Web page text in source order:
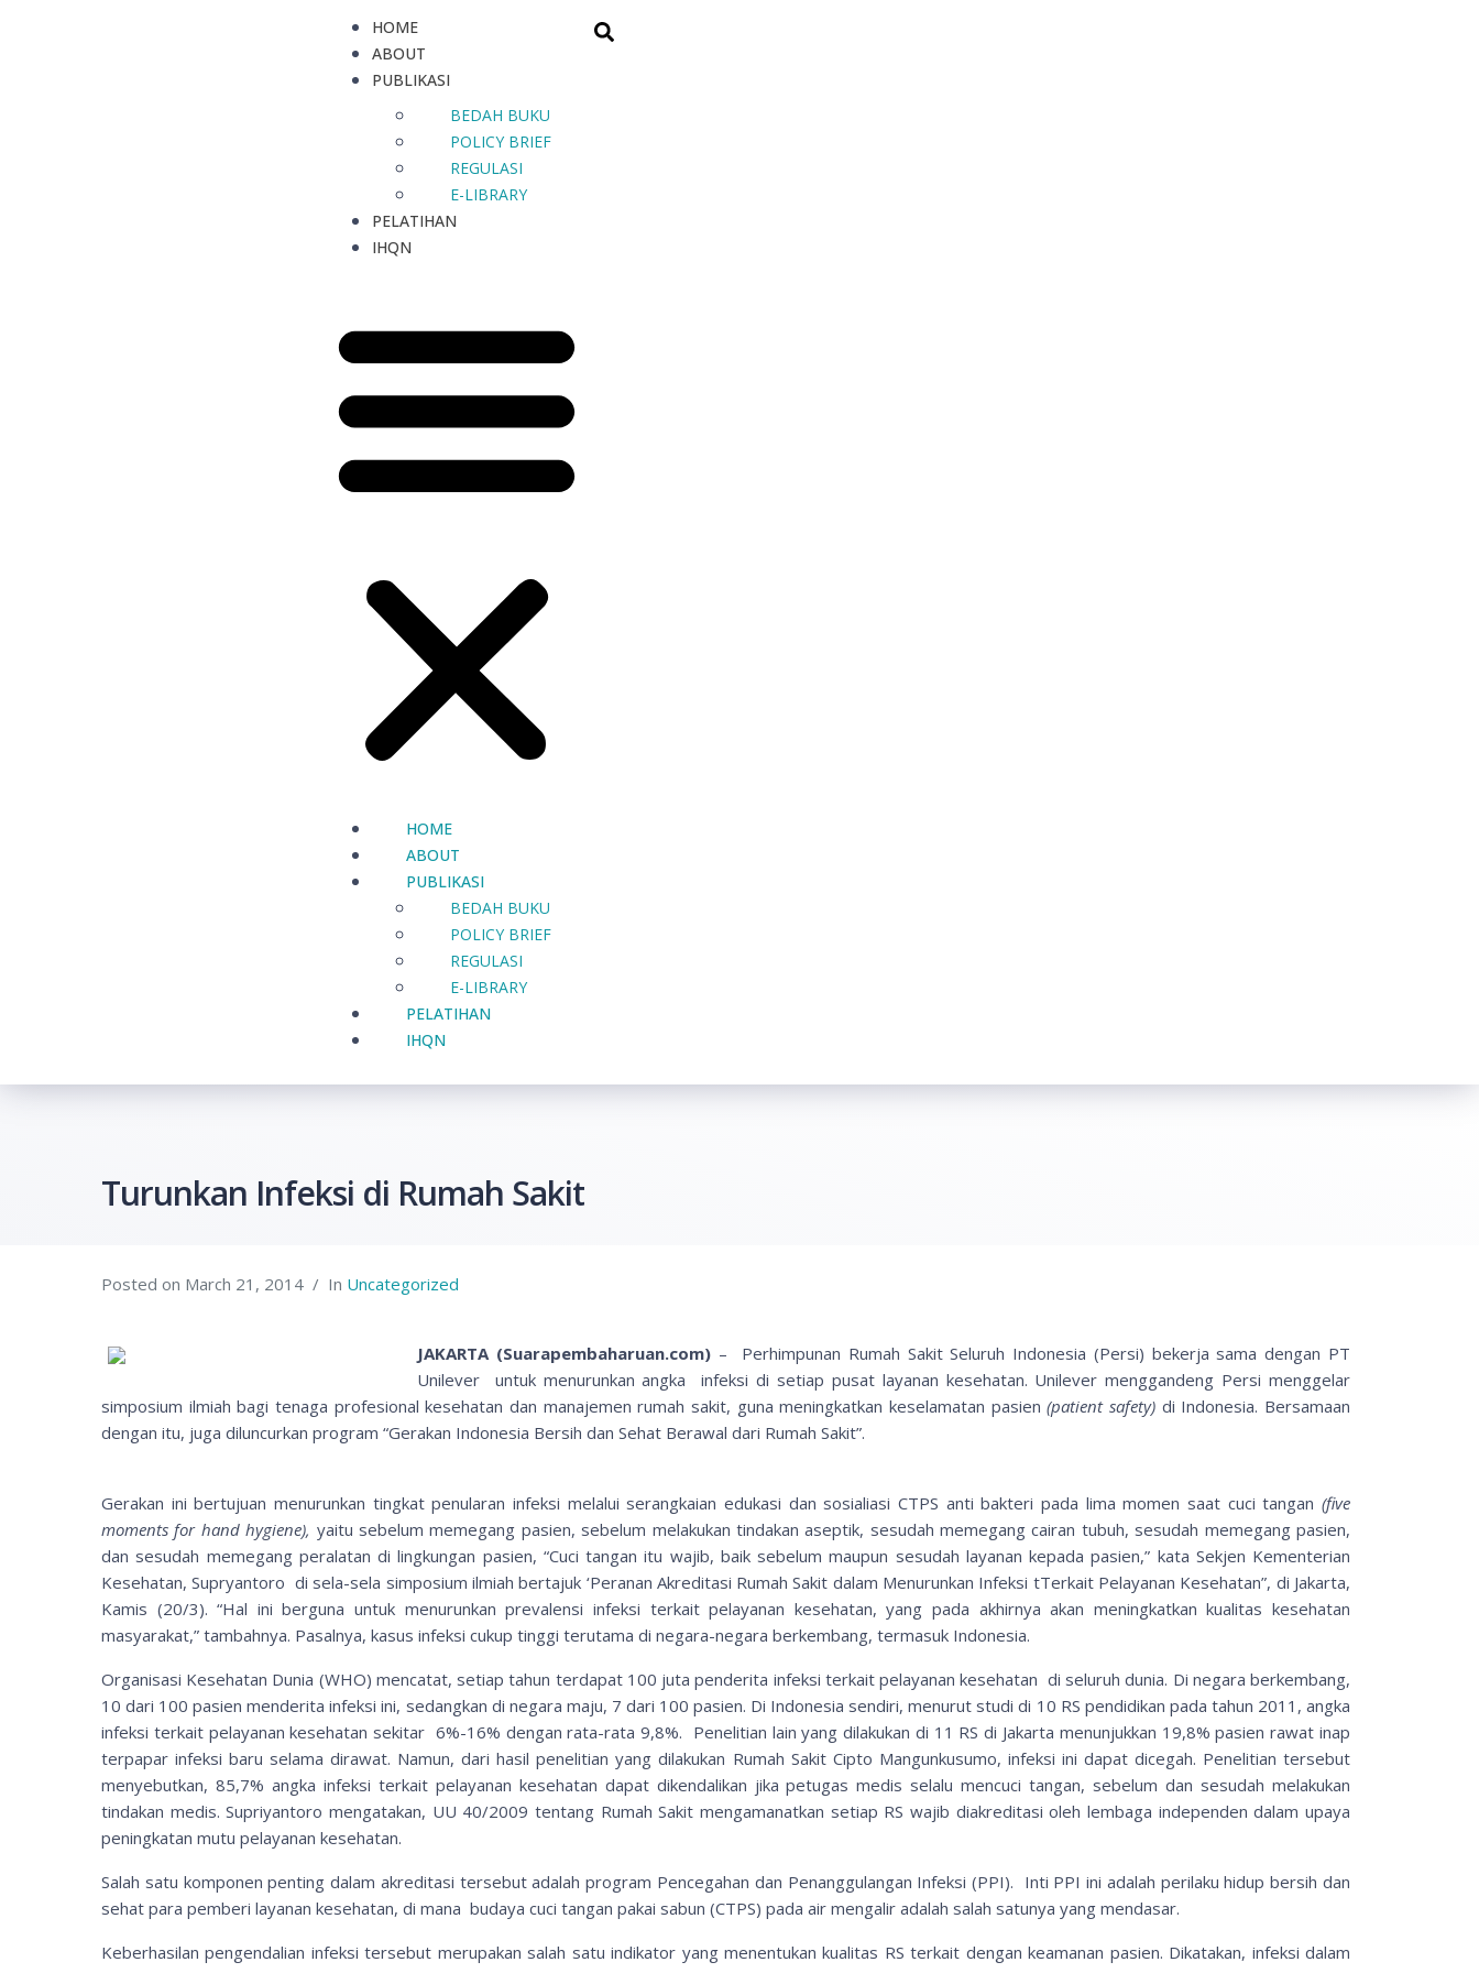
HOME
ABOUT
PUBLIKASI
BEDAH BUKU
POLICY BRIEF
REGULASI
E-LIBRARY
PELATIHAN
IHQN
HOME
ABOUT
PUBLIKASI
BEDAH BUKU
POLICY BRIEF
REGULASI
E-LIBRARY
PELATIHAN
IHQN
Turunkan Infeksi di Rumah Sakit
Posted on March 21, 2014 In Uncategorized
JAKARTA (Suarapembaharuan.com)– Perhimpunan Rumah Sakit Seluruh Indonesia (Persi) bekerja sama dengan PT
Unilever untuk menurunkan angka infeksi di setiap pusat layanan kesehatan. Unilever menggandeng Persi menggelar
simposium ilmiah bagi tenaga profesional kesehatan dan manajemen rumah sakit, guna meningkatkan keselamatan pasien(patient safety) di Indonesia. Bersamaan
dengan itu, juga diluncurkan program “Gerakan Indonesia Bersih dan Sehat Berawal dari Rumah Sakit”.
Gerakan ini bertujuan menurunkan tingkat penularan infeksi melalui serangkaian edukasi dan sosialiasi CTPS anti bakteri pada lima momen saat cuci tangan (five
moments for hand hygiene), yaitu sebelum memegang pasien, sebelum melakukan tindakan aseptik, sesudah memegang cairan tubuh, sesudah memegang pasien,
dan sesudah memegang peralatan di lingkungan pasien, “Cuci tangan itu wajib, baik sebelum maupun sesudah layanan kepada pasien,” kata Sekjen Kementerian
Kesehatan, Supryantoro di sela-sela simposium ilmiah bertajuk ‘Peranan Akreditasi Rumah Sakit dalam Menurunkan Infeksi tTerkait Pelayanan Kesehatan”, di Jakarta,
Kamis (20/3). “Hal ini berguna untuk menurunkan prevalensi infeksi terkait pelayanan kesehatan, yang pada akhirnya akan meningkatkan kualitas kesehatan
masyarakat,” tambahnya. Pasalnya, kasus infeksi cukup tinggi terutama di negara-negara berkembang, termasuk Indonesia.
Organisasi Kesehatan Dunia (WHO) mencatat, setiap tahun terdapat 100 juta penderita infeksi terkait pelayanan kesehatan di seluruh dunia. Di negara berkembang,
10 dari 100 pasien menderita infeksi ini, sedangkan di negara maju, 7 dari 100 pasien. Di Indonesia sendiri, menurut studi di 10 RS pendidikan pada tahun 2011, angka
infeksi terkait pelayanan kesehatan sekitar 6%-16% dengan rata-rata 9,8%. Penelitian lain yang dilakukan di 11 RS di Jakarta menunjukkan 19,8% pasien rawat inap
terpapar infeksi baru selama dirawat. Namun, dari hasil penelitian yang dilakukan Rumah Sakit Cipto Mangunkusumo, infeksi ini dapat dicegah. Penelitian tersebut
menyebutkan, 85,7% angka infeksi terkait pelayanan kesehatan dapat dikendalikan jika petugas medis selalu mencuci tangan, sebelum dan sesudah melakukan
tindakan medis. Supriyantoro mengatakan, UU 40/2009 tentang Rumah Sakit mengamanatkan setiap RS wajib diakreditasi oleh lembaga independen dalam upaya
peningkatan mutu pelayanan kesehatan.
Salah satu komponen penting dalam akreditasi tersebut adalah program Pencegahan dan Penanggulangan Infeksi (PPI). Inti PPI ini adalah perilaku hidup bersih dan
sehat para pemberi layanan kesehatan, di mana budaya cuci tangan pakai sabun (CTPS) pada air mengalir adalah salah satunya yang mendasar.
Keberhasilan pengendalian infeksi tersebut merupakan salah satu indikator yang menentukan kualitas RS terkait dengan keamanan pasien. Dikatakan, infeksi dalam